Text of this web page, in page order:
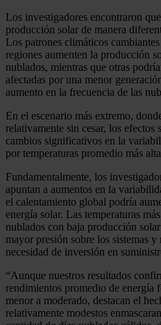
Los investigadores encontraron
producción solar de manera
Los patrones climáticos
regiones aumenten la producción
nublados, mientras que otras
afectadas por una menor
aumento en la frecuencia de las
En el escenario más extremo,
relativamente sin cesar, los
cambios significativos en la
por temperaturas promedio más
Fundamentalmente, los
apuntan a aumentos en la
el calentamiento global podría
energía solar. Las temperaturas
nublados con baja producción
mayor presión sobre los sistemas
necesidad de inversión en
“Aunque nuestros resultados
rendimientos promedio de energía
menor a moderado, destacan el
relativamente modestos